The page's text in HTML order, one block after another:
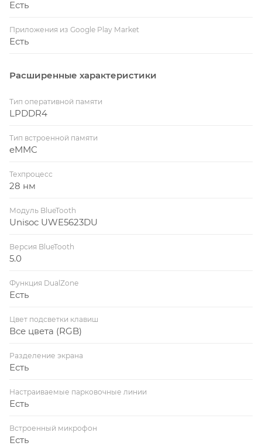
Есть
Приложения из Google Play Market
Есть
Расширенные характеристики
Тип оперативной памяти
LPDDR4
Тип встроенной памяти
eMMC
Техпроцесс
28 нм
Модуль BlueTooth
Unisoc UWE5623DU
Версия BlueTooth
5.0
Функция DualZone
Есть
Цвет подсветки клавиш
Все цвета (RGB)
Разделение экрана
Есть
Настраиваемые парковочные линии
Есть
Встроенный микрофон
Есть